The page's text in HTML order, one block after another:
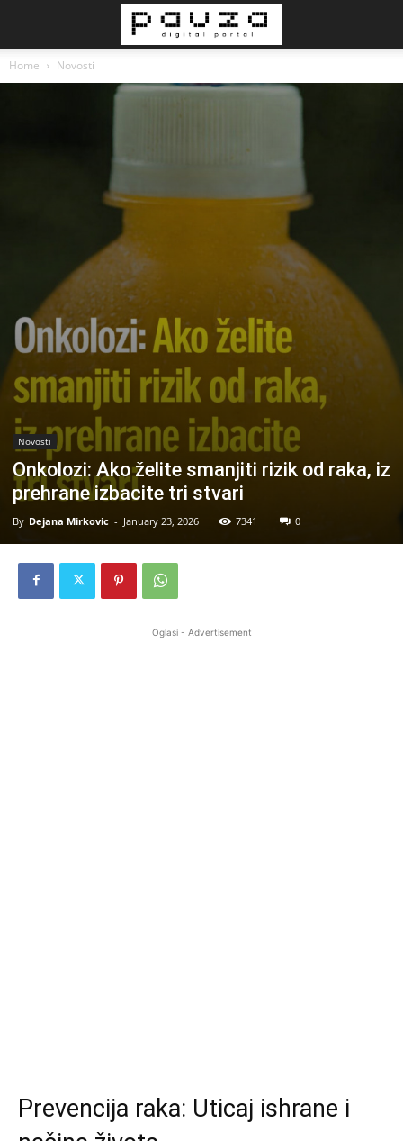
Home Novosti
Novosti
Onkolozi: Ako želite smanjiti rizik od raka, iz
prehrane izbacite tri stvari
By Dejana Mirkovic - January 23, 2026 7341 0
Oglasi - Advertisement
Prevencija raka: Uticaj ishrane i